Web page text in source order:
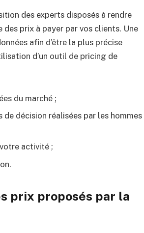
des experts disposés à rendre
prix à payer par vos clients. Une
afin d’être la plus précise
d’un outil de pricing de
du marché ;
de décision réalisées par les hommes
activité ;
prix proposés par la